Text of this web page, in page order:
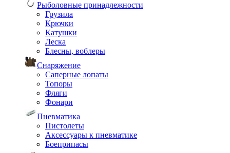
Рыболовные принадлежности
Грузила
Крючки
Катушки
Леска
Блесны, воблеры
Снаряжение
Саперные лопаты
Топоры
Фляги
Фонари
Пневматика
Пистолеты
Аксессуары к пневматике
Боеприпасы